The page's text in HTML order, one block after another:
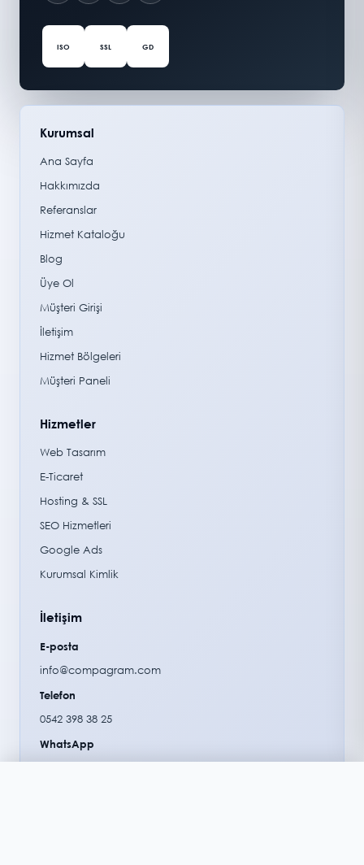
ISO SSL GD
Kurumsal
Ana Sayfa
Hakkımızda
Referanslar
Hizmet Kataloğu
Blog
Üye Ol
Müşteri Girişi
İletişim
Hizmet Bölgeleri
Müşteri Paneli
Hizmetler
Web Tasarım
E-Ticaret
Hosting & SSL
SEO Hizmetleri
Google Ads
Kurumsal Kimlik
İletişim
E-posta
info@compagram.com
Telefon
0542 398 38 25
WhatsApp